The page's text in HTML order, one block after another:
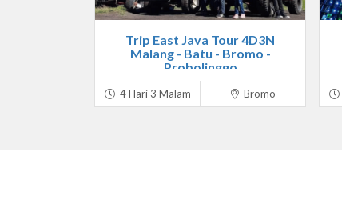
Trip East Java Tour 4D3N
Malang - Batu - Bromo -
Probolinggo
4 Hari 3 Malam Bromo